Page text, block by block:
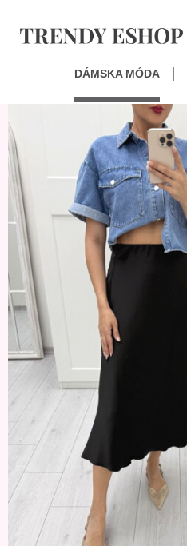
DÁMSKA MÓDA